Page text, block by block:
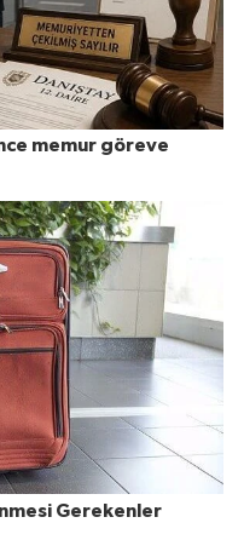
memur göreve
Gerekenler